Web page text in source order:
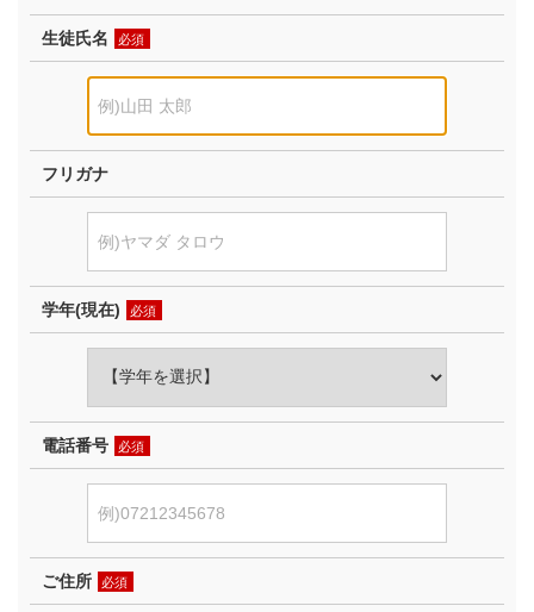
生徒氏名 必須
フリガナ
学年(現在) 必須
電話番号 必須
ご住所 必須